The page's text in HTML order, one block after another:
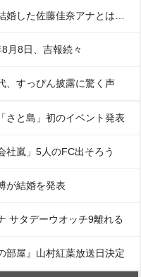
婚した佐藤佳奈アナとは…
月8日、吉報続々
、すっぴん披露に驚く声
さと島」初のイベント発表
社嵐」5人のFC出そろう
が結婚を発表
サタデーウオッチ9離れる
部屋』山村紅葉放送日決定